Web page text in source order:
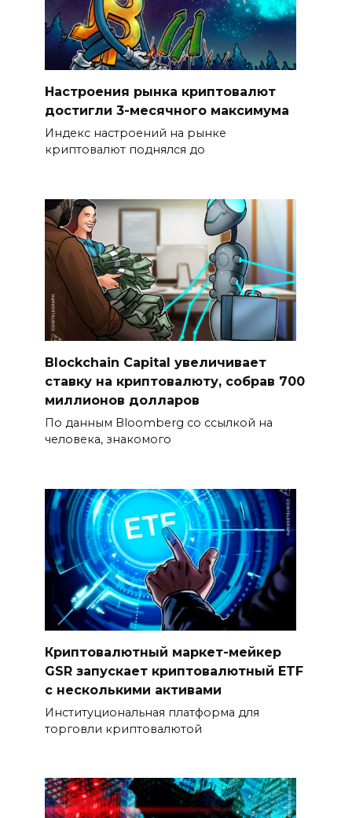
Настроения рынка криптовалют
достигли 3-месячного максимума
Индекс настроений на рынке
криптовалют поднялся до
Blockchain Capital увеличивает
ставку на криптовалюту, собрав 700
миллионов долларов
По данным Bloomberg со ссылкой на
человека, знакомого
Криптовалютный маркет-мейкер
GSR запускает криптовалютный ETF
с несколькими активами
Институциональная платформа для
торговли криптовалютой